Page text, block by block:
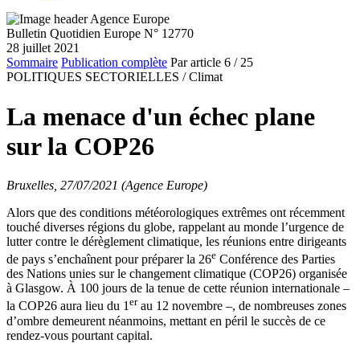
Bulletin Quotidien Europe N° 12770
28 juillet 2021
Sommaire Publication complète Par article 6 / 25
POLITIQUES SECTORIELLES / Climat
La menace d'un échec plane
sur la COP26
Bruxelles, 27/07/2021 (Agence Europe)
Alors que des conditions météorologiques extrêmes ont récemment
touché diverses régions du globe, rappelant au monde l’urgence de
lutter contre le dérèglement climatique, les réunions entre dirigeants
de pays s’enchaînent pour préparer la 26e Conférence des Parties
des Nations unies sur le changement climatique (COP26) organisée
à Glasgow. À 100 jours de la tenue de cette réunion internationale –
la COP26 aura lieu du 1erau 12 novembre –, de nombreuses zones
d’ombre demeurent néanmoins, mettant en péril le succès de ce
rendez-vous pourtant capital.